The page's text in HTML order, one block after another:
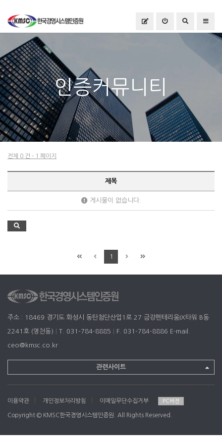
인증커뮤니티
전체 0 건 - 1 페이지
제목
게시물이 없습니다.
1
주소 : 18469 경기도 화성시 동탄첨단산업1로 27 금강펜테리움IX타워 B동
2241호 (영천동) T. 031-784-8885 F. 031-784-8886 E-mail.
ceo@kmsc.co.kr
관련사이트
이용약관 개인정보처리방침 이메일무단수집거부 PC버전
Copyright © KMSC한국경영시스템인증원. All Rights Reserved.